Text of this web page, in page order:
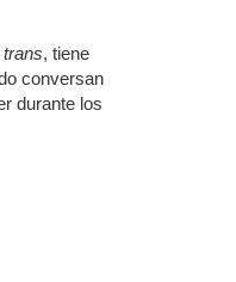
, tiene
conversan
durante los